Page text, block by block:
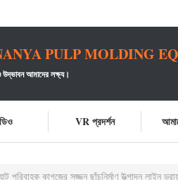
PULP MOLDING
উদ্ভাবন আমাদের লক্ষ্য।
VR প্রদর্শন
পরিবাহক কাগজের সজ্জন ছাঁচনির্মাণ উত্পাদন লাইন